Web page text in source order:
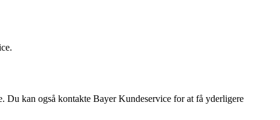
Du kan også kontakte Bayer Kundeservice for at få yderligere